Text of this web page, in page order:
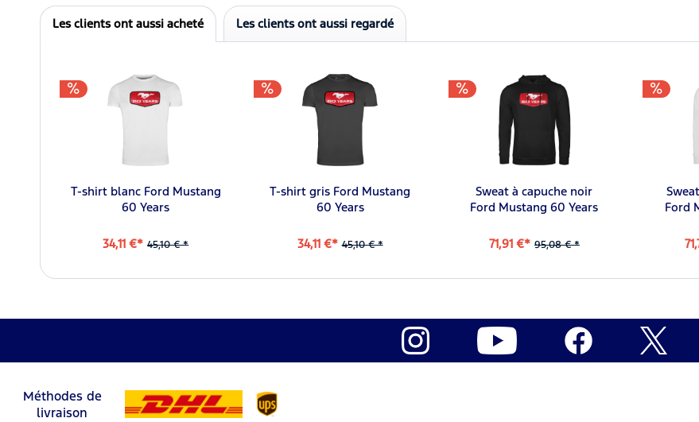
Les clients ont aussi acheté Les clients ont aussi regardé
T-shirt blanc Ford Mustang
60 Years
34,11 €* 45,10 € *
T-shirt gris Ford Mustang
60 Years
34,11 €* 45,10 € *
Sweat à capuche noir
Ford Mustang 60 Years
71,91 €* 95,08 € *
Ford
Méthodes de
livraison